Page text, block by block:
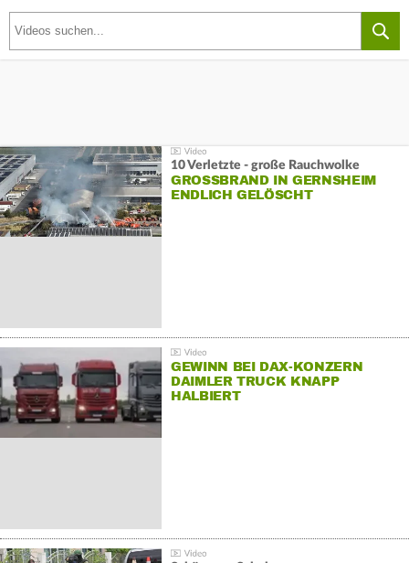
10 Verletzte - große Rauchwolke
GROSSBRAND IN GERNSHEIM E
NDLICH GELÖSCHT
GEWINN BEI DAX-KONZERN
DAIMLER TRUCK KNAPP
HALBIERT